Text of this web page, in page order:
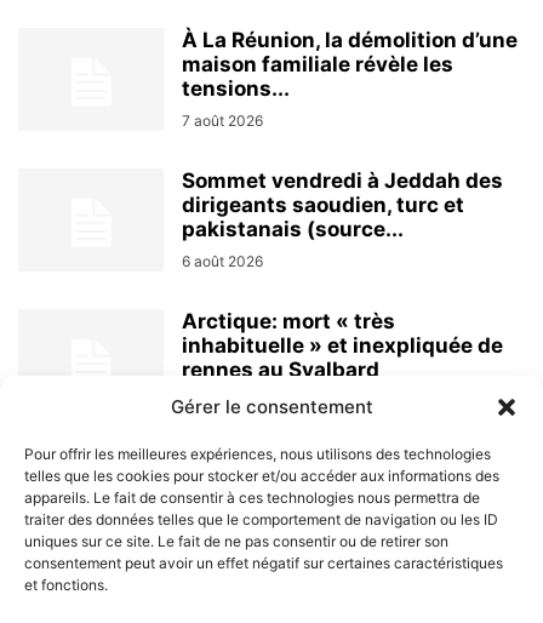
Gérer le consentement
Pour offrir les meilleures expériences, nous utilisons des technologies
telles que les cookies pour stocker et/ou accéder aux informations des
appareils. Le fait de consentir à ces technologies nous permettra de
traiter des données telles que le comportement de navigation ou les ID
uniques sur ce site. Le fait de ne pas consentir ou de retirer son
consentement peut avoir un effet négatif sur certaines caractéristiques
et fonctions.
À La Réunion, la démolition d’une
maison familiale révèle les
tensions...
7 août 2026
Sommet vendredi à Jeddah des
dirigeants saoudien, turc et
pakistanais (source...
6 août 2026
Arctique: mort « très
inhabituelle » et inexpliquée de
rennes au Svalbard
6 août 2026